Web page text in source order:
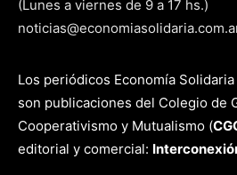
(Lunes a viernes de 9 a 17 hs.)
Los periódicos Economía
son publicaciones del Colegio de
Cooperativismo y Mutualismo (
editorial y comercial: